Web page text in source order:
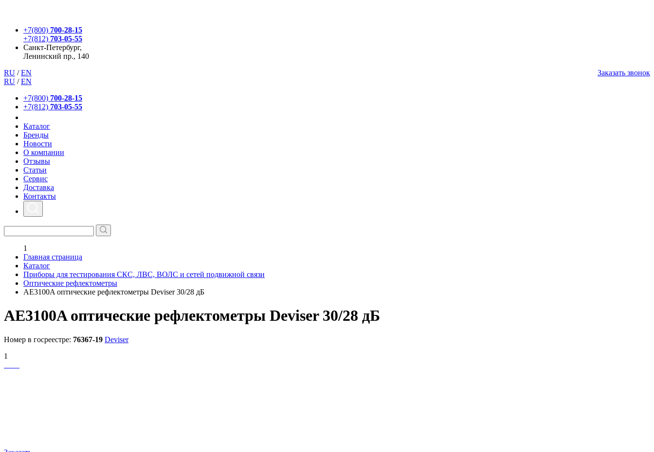
+7(800) 700-28-15
+7(812) 703-05-55
Санкт-Петербург,
Ленинский пр., 140
RU / EN
Заказать звонок
RU / EN
+7(800) 700-28-15
+7(812) 703-05-55
Каталог
Бренды
Новости
О компании
Отзывы
Статьи
Сервис
Доставка
Контакты
1
Главная страница
Каталог
Приборы для тестирования СКС, ЛВС, ВОЛС и сетей подвижной связи
Оптические рефлектометры
AE3100A оптические рефлектометры Deviser 30/28 дБ
AE3100A оптические рефлектометры Deviser 30/28 дБ
Номер в госреестре: 76367-19 Deviser
1